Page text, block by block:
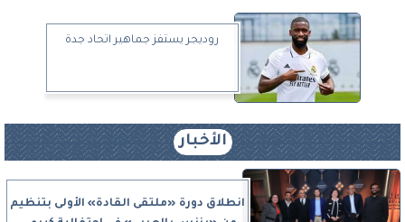
روديجر يستفز جماهير اتحاد جدة
الأخبار
انطلاق دورة «ملتقى القادة» الأولى بتنظيم